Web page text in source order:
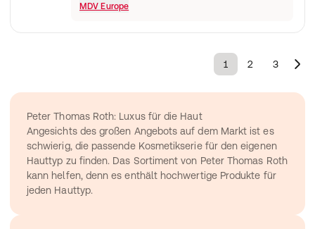
MDV Europe
1 2 3
Peter Thomas Roth: Luxus für die Haut
Angesichts des großen Angebots auf dem Markt ist es
schwierig, die passende Kosmetikserie für den eigenen
Hauttyp zu finden. Das Sortiment von Peter Thomas Roth
kann helfen, denn es enthält hochwertige Produkte für
jeden Hauttyp.